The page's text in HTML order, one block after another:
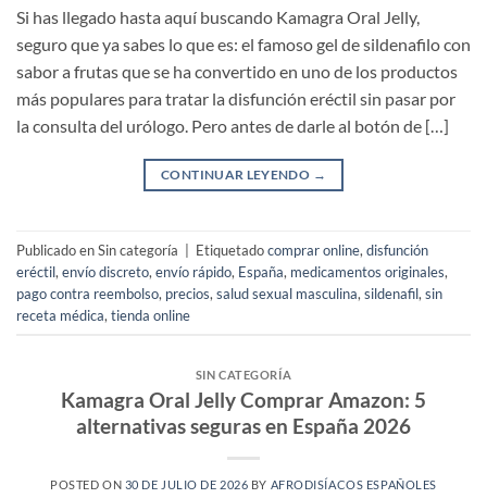
Si has llegado hasta aquí buscando Kamagra Oral Jelly,
seguro que ya sabes lo que es: el famoso gel de sildenafilo con
sabor a frutas que se ha convertido en uno de los productos
más populares para tratar la disfunción eréctil sin pasar por
la consulta del urólogo. Pero antes de darle al botón de […]
CONTINUAR LEYENDO →
Publicado en Sin categoría Etiquetadocomprar online, disfunción
eréctil, envío discreto, envío rápido, España, medicamentos originales,
pago contra reembolso, precios, salud sexual masculina, sildenafil, sin
receta médica, tienda online
SIN CATEGORÍA
Kamagra Oral Jelly Comprar Amazon: 5
alternativas seguras en España 2026
POSTED ON 30 DE JULIO DE 2026 BY AFRODISÍACOS ESPAÑOLES